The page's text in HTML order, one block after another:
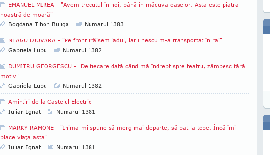
EMANUEL MIREA - "Avem trecutul în noi, până în măduva oaselor. Asta este piatra
noastră de moară"
Bogdana Tihon Buliga
Numarul 1383
NEAGU DJUVARA - "Pe front trăisem iadul, iar Enescu m-a transportat în rai"
Gabriela Lupu
Numarul 1382
DUMITRU GEORGESCU - "De fiecare dată când mă îndrept spre teatru, zâmbesc fără
motiv"
Gabriela Lupu
Numarul 1382
Amintiri de la Castelul Electric
Iulian Ignat
Numarul 1381
MARKY RAMONE - "Inima-mi spune să merg mai departe, să bat la tobe. Încă îmi
place viaţa asta"
Iulian Ignat
Numarul 1381